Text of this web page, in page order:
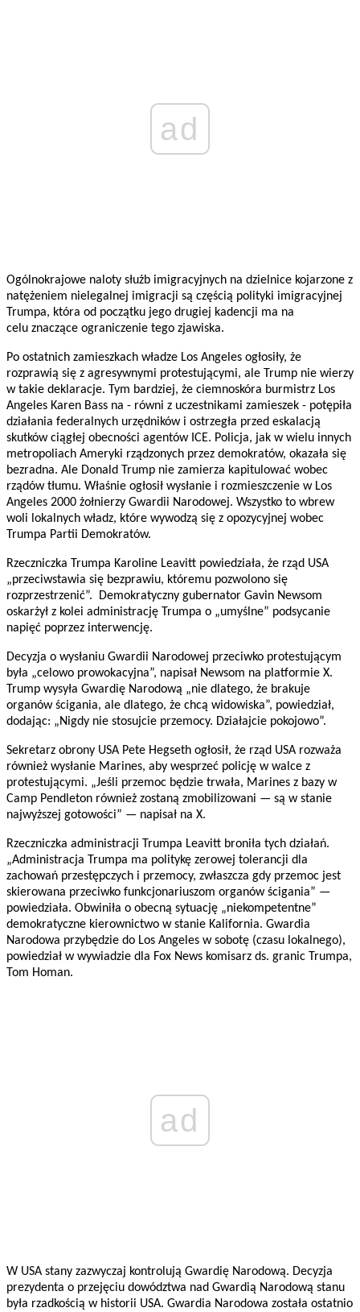
ad
Ogólnokrajowe naloty służb imigracyjnych na dzielnice kojarzone z
natężeniem nielegalnej imigracji są częścią polityki imigracyjnej
Trumpa, która od początku jego drugiej kadencji ma na
celu znaczące ograniczenie tego zjawiska.
Po ostatnich zamieszkach władze Los Angeles ogłosiły, że
rozprawią się z agresywnymi protestującymi, ale Trump nie wierzy
w takie deklaracje. Tym bardziej, że ciemnoskóra burmistrz Los
Angeles Karen Bass na - równi z uczestnikami zamieszek - potępiła
działania federalnych urzędników i ostrzegła przed eskalacją
skutków ciągłej obecności agentów ICE. Policja, jak w wielu innych
metropoliach Ameryki rządzonych przez demokratów, okazała się
bezradna. Ale Donald Trump nie zamierza kapitulować wobec
rządów tłumu. Właśnie ogłosił wysłanie i rozmieszczenie w Los
Angeles 2000 żołnierzy Gwardii Narodowej. Wszystko to wbrew
woli lokalnych władz, które wywodzą się z opozycyjnej wobec
Trumpa Partii Demokratów.
Rzeczniczka Trumpa Karoline Leavitt powiedziała, że ​​rząd USA
„przeciwstawia się bezprawiu, któremu pozwolono się
rozprzestrzenić”. Demokratyczny gubernator Gavin Newsom
oskarżył z kolei administrację Trumpa o „umyślne” podsycanie
napięć poprzez interwencję.
Decyzja o wysłaniu Gwardii Narodowej przeciwko protestującym
była „celowo prowokacyjna”, napisał Newsom na platformie X.
Trump wysyła Gwardię Narodową „nie dlatego, że brakuje
organów ścigania, ale dlatego, że chcą widowiska”, powiedział,
dodając: „Nigdy nie stosujcie przemocy. Działajcie pokojowo”.
Sekretarz obrony USA Pete Hegseth ogłosił, że rząd USA rozważa
również wysłanie Marines, aby wesprzeć policję w walce z
protestującymi. „Jeśli przemoc będzie trwała, Marines z bazy w
Camp Pendleton również zostaną zmobilizowani — są w stanie
najwyższej gotowości” — napisał na X.
Rzeczniczka administracji Trumpa Leavitt broniła tych działań.
„Administracja Trumpa ma politykę zerowej tolerancji dla
zachowań przestępczych i przemocy, zwłaszcza gdy przemoc jest
skierowana przeciwko funkcjonariuszom organów ścigania” —
powiedziała. Obwiniła o obecną sytuację „niekompetentne”
demokratyczne kierownictwo w stanie Kalifornia. Gwardia
Narodowa przybędzie do Los Angeles w sobotę (czasu lokalnego),
powiedział w wywiadzie dla Fox News komisarz ds. granic Trumpa,
Tom Homan.
ad
W USA stany zazwyczaj kontrolują Gwardię Narodową. Decyzja
prezydenta o przejęciu dowództwa nad Gwardią Narodową stanu
była rzadkością w historii USA. Gwardia Narodowa została ostatnio